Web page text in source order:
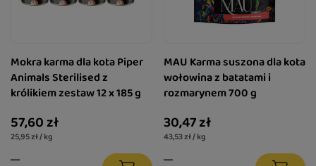
Mokra karma dla kota Piper
Animals Sterilised z
królikiem zestaw 12 x 185 g
57,60 zł
25,95 zł / kg
MAU Karma suszona dla kota
wołowina z batatami i
rozmarynem 700 g
30,47 zł
43,53 zł / kg